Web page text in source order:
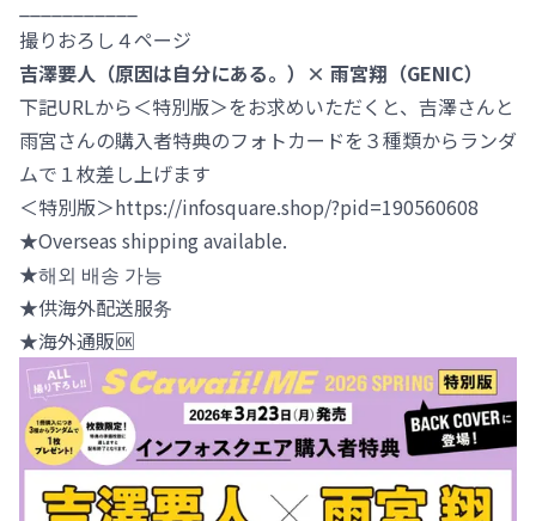
撮りおろし４ページ
吉澤要人（原因は自分にある。）× 雨宮翔（GENIC）
下記URLから＜特別版＞をお求めいただくと、吉澤さんと
雨宮さんの購入者特典のフォトカードを３種類からランダ
ムで１枚差し上げます
＜特別版＞https://infosquare.shop/?pid=190560608
★️Overseas shipping available.
★️해외 배송 가능
★️供海外配送服务
★️海外通販🆗